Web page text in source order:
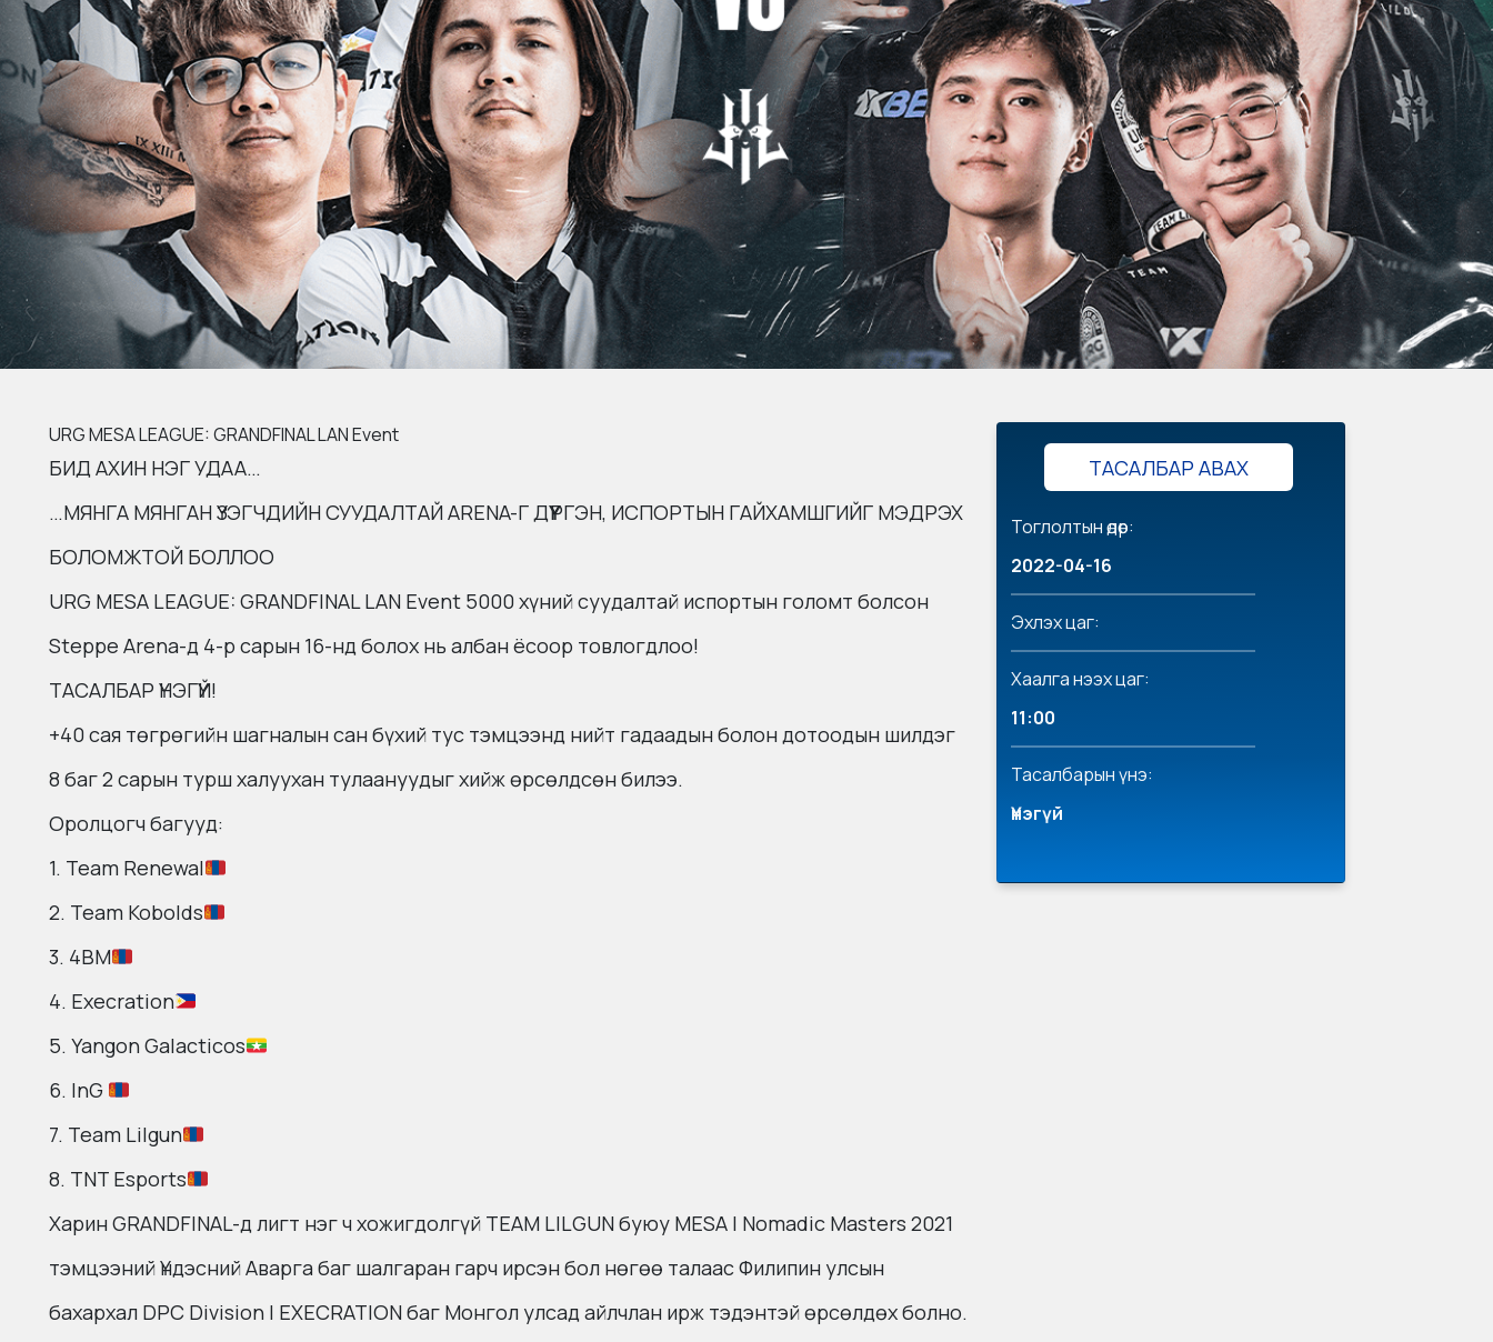
URG MESA LEAGUE: GRANDFINAL LAN Event
БИД АХИН НЭГ УДАА…
…МЯНГА МЯНГАН ҮЗЭГЧДИЙН СУУДАЛТАЙ ARENA-Г ДҮҮРГЭН, ИСПОРТЫН ГАЙХАМШГИЙГ МЭДРЭХ
БОЛОМЖТОЙ БОЛЛОО
URG MESA LEAGUE: GRANDFINAL LAN Event 5000 хүний суудалтай испортын голомт болсон
Steppe Arena-д 4-р сарын 16-нд болох нь албан ёсоор товлогдлоо!
ТАСАЛБАР ҮНЭГҮЙ!
+40 сая төгрөгийн шагналын сан бүхий тус тэмцээнд нийт гадаадын болон дотоодын шилдэг
8 баг 2 сарын турш халуухан тулаануудыг хийж өрсөлдсөн билээ.
Оролцогч багууд:
1. Team Renewal
2. Team Kobolds
3. 4BM
4. Execration
5. Yangon Galacticos
6. InG
7. Team Lilgun
8. TNT Esports
Харин GRANDFINAL-д лигт нэг ч хожигдолгүй TEAM LILGUN буюу MESA | Nomadic Masters 2021
тэмцээний Үндэсний Аварга баг шалгаран гарч ирсэн бол нөгөө талаас Филипин улсын
бахархал DPC Division l EXECRATION баг Монгол улсад айлчлан ирж тэдэнтэй өрсөлдөх болно.
ТАСАЛБАР АВАХ
Тоглолтын өдөр:
2022-04-16
Эхлэх цаг:
Хаалга нээх цаг:
11:00
Тасалбарын үнэ:
Үнэгүй